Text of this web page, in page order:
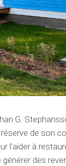
G.
de son
l’aider à
des